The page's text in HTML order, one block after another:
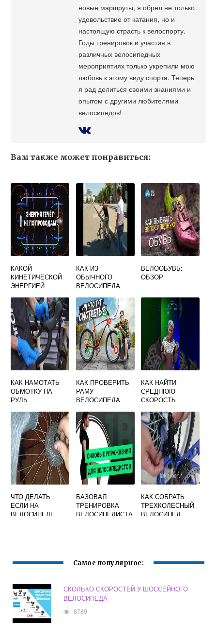
новые маршруты, я обрел не только
удовольствие от катания, но и
настоящую страсть к велоспорту.
Годы тренировок и участия в
различных велосипедных
мероприятиях только укрепили мою
любовь к этому виду спорта. Теперь
я рад делиться своими знаниями и
опытом с другими любителями
велосипедов!
Вам также может понравиться:
КАКОЙ
КИНЕТИЧЕСКОЙ
ЭНЕРГИЕЙ
ВЕЛОСИПЕДИСТ
КАК ИЗ
ОБЫЧНОГО
ВЕЛОСИПЕДА
СКЛАДНОЙ
ВЕЛООБУВЬ:
ОБЗОР
КАК НАМОТАТЬ
ОБМОТКУ НА
РУЛЬ
ВЕЛОСИПЕДА
КАК ПРОВЕРИТЬ
РАМУ
ВЕЛОСИПЕДА
КАК НАЙТИ
СРЕДНЮЮ
СКОРОСТЬ
ЧТО ДЕЛАТЬ
ЕСЛИ НА
ВЕЛОСИПЕДЕ
БАЗОВАЯ
ТРЕНИРОВКА
ВЕЛОСИПЕДИСТА
КАК СОБРАТЬ
ТРЕХКОЛЕСНЫЙ
ВЕЛОСИПЕД
Самое популярное:
СКОЛЬКО СКОРОСТЕЙ У ШОССЕЙНОГО
ВЕЛОСИПЕДА
8789